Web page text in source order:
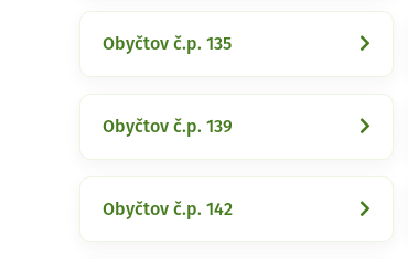
Obyčtov č.p. 135
Obyčtov č.p. 139
Obyčtov č.p. 142